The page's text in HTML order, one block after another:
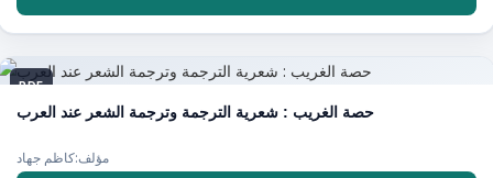
PDF
حصة الغريب : شعرية الترجمة وترجمة الشعر عند العرب
مؤلف:كاظم جهاد